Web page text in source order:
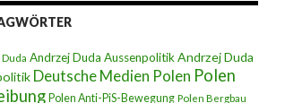
Andrzej Duda Aussenpolitik Andrzej Duda
Deutsche Medien Polen Polen
Polen Anti-PiS-Bewegung Polen Bergbau